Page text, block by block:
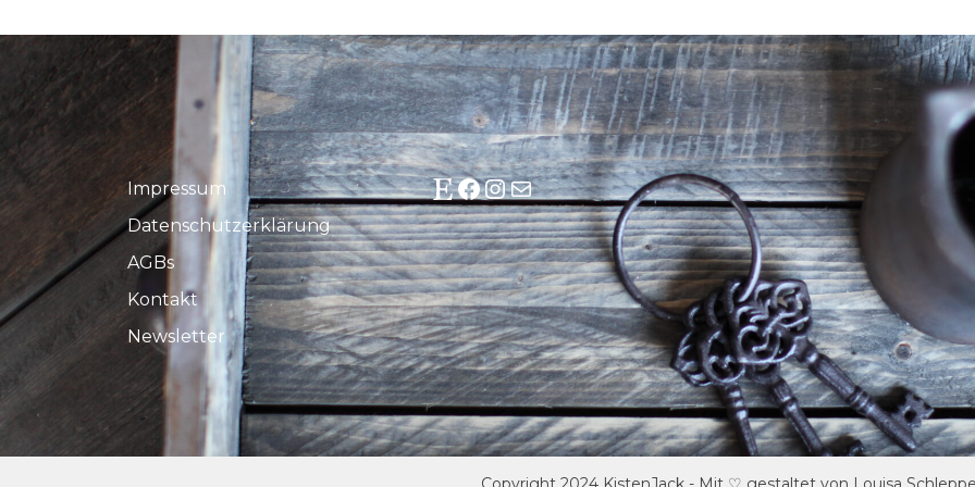
Impressum
Datenschutzerklärung
AGBs
Kontakt
Newsletter
EtsyFacebook
Instagram
E-Mail